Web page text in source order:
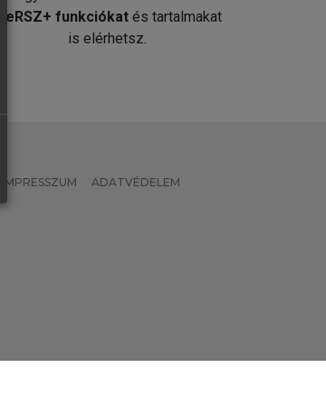
MeRSZ+ funkciókat és tartalmakat
is elérhetsz.
IMPRESSZUM ADATVÉDELEM